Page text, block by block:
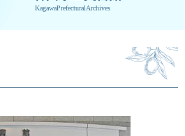
KagawaPrefecturalArchives